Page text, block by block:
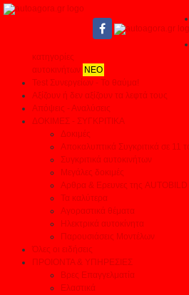
κατηγορίες
αυτοκινήτων ΝΕΟ
Test Συνεργείων - Το θαύμα!
Αξίζουν ή δεν αξίζουν τα λεφτά τους
Απόψεις - Αναλύσεις
ΔΟΚΙΜΕΣ - ΣΥΓΚΡΙΤΙΚΑ
Δοκιμές
Αποκαλυπτικά Συγκριτικά σε 11
Συγκριτικά αυτοκινήτων
Μεγάλες δοκιμές
Αρθρα & Ερευνες της AUTOBILD
Τα καλύτερα
Αγοραστικά θέματα
Ηλεκτρικά αυτοκίνητα
Παρουσιάσεις Μοντέλων
Όλες οι ειδήσεις
ΠΡΟΙΟΝΤΑ & ΥΠΗΡΕΣΙΕΣ
Βρες Επαγγελματία
Ελαστικά